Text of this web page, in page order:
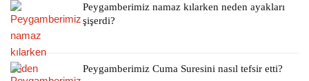
Peygamberimiz namaz kılarken neden ayakları
şişerdi?
Peygamberimiz Cuma Suresini nasıl tefsir etti?